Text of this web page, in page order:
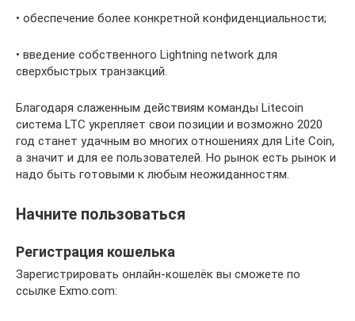
• обеспечение более конкретной конфиденциальности;
• введение собственного Lightning network для
сверхбыстрых транзакций.
Благодаря слаженным действиям команды Litecoin
система LTC укрепляет свои позиции и возможно 2020
год станет удачным во многих отношениях для Lite Coin,
а значит и для ее пользователей. Но рынок есть рынок и
надо быть готовыми к любым неожиданностям.
Начните пользоваться
Регистрация кошелька
Зарегистрировать онлайн-кошелёк вы сможете по
ссылке Exmo.com: